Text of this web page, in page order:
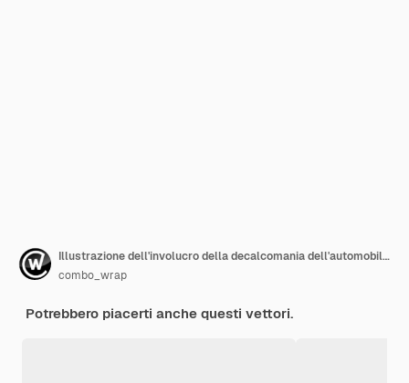
Illustrazione dell'involucro della decalcomania dell'automobile sportiva
combo_wrap
Potrebbero piacerti anche questi vettori.